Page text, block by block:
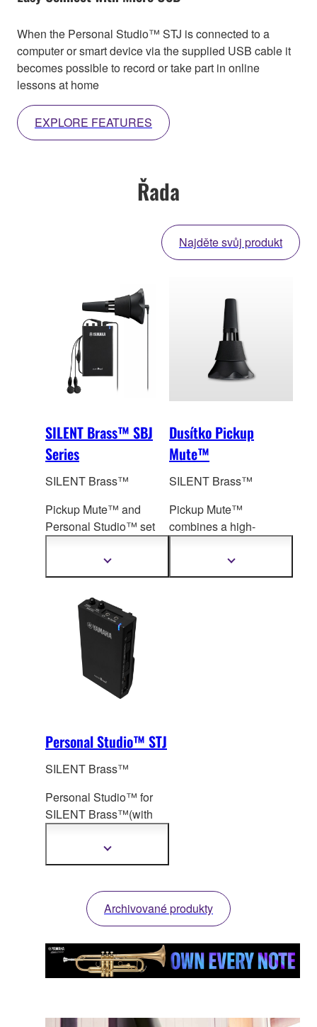
When the Personal Studio™ STJ is connected to a
computer or smart device via the supplied USB cable it
becomes possible to record or take part in online
lessons at home
EXPLORE FEATURES
Řada
Najděte svůj produkt
SILENT Brass™ SBJ
Series
SILENT Brass™
Pickup Mute™ and
Personal Studio™ set
tone you hear when
playing without a mute.
Zobrazit
Dusítko Pickup
Mute™
SILENT Brass™
Pickup Mute™
combines a high-
an internal microphone
to pickup sound.
Zobrazit
Personal Studio™ STJ
SILENT Brass™
Personal Studio™ for
SILENT Brass™(with
Modeling™)Zobrazit
Archivované produkty